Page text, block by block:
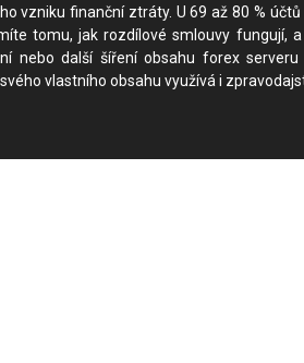
vzniku finanční ztráty. U 69 až 80 %
tomu, jak rozdílové smlouvy fungují,
nebo další šíření obsahu forex
vlastního obsahu využívá i